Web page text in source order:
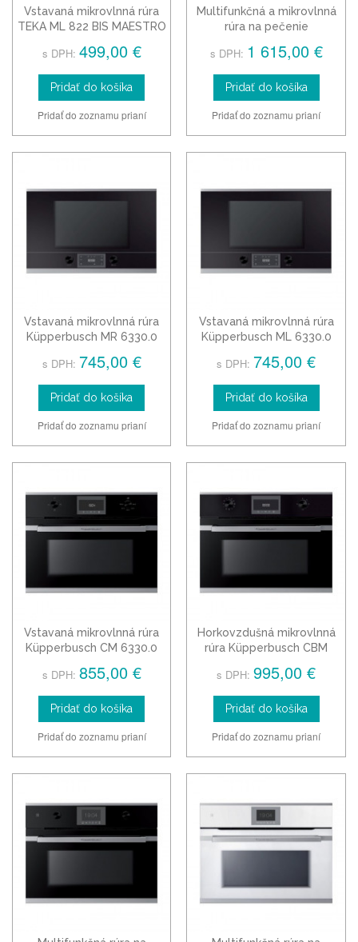
Vstavaná mikrovlnná rúra
TEKA ML 822 BIS MAESTRO
s DPH: 499,00 €
Pridať do košíka
Pridať do zoznamu prianí
Multifunkčná a mikrovlnná
rúra na pečenie
s DPH: 1 615,00 €
Pridať do košíka
Pridať do zoznamu prianí
Vstavaná mikrovlnná rúra
Küpperbusch MR 6330.0
s DPH: 745,00 €
Pridať do košíka
Pridať do zoznamu prianí
Vstavaná mikrovlnná rúra
Küpperbusch ML 6330.0
s DPH: 745,00 €
Pridať do košíka
Pridať do zoznamu prianí
Vstavaná mikrovlnná rúra
Küpperbusch CM 6330.0
s DPH: 855,00 €
Pridať do košíka
Pridať do zoznamu prianí
Horkovzdušná mikrovlnná
rúra Küpperbusch CBM
s DPH: 995,00 €
Pridať do košíka
Pridať do zoznamu prianí